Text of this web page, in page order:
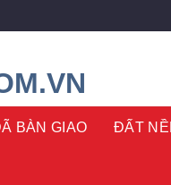
BÀN GIAO ĐẤT